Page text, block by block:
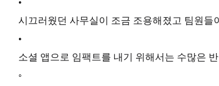
•
시끄러웠던 사무실이 조금 조용해졌고 팀원들
•
소셜 앱으로 임팩트를 내기 위해서는 수많은
◦